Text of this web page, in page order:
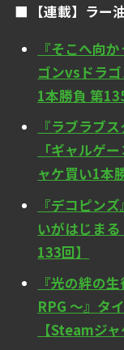
【連載】ラ
『そこへ向
ゴンvsドラ
1本勝負 第
『ラブラブ
「ギャルゲ
ャケ買い1本
『デコピン
いがはじま
133回】
『光の絆の
RPG ～』タ
【Steamジ